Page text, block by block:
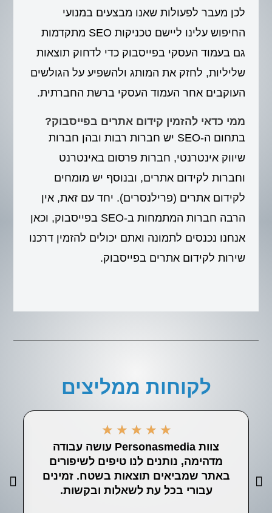
לכן מעבר לפעולות שאנו מבצעים במנועי
החיפוש עלינו ליישם טכניקות SEO מתקדמות
גם בעמוד העסקי בפייסבוק כדי לדחוק תוצאות
שליליות, לחזק את המותג ולהשפיע על הגולשים
העוקבים אחר העמוד העסקי ברשת החברתית.
ממי כדאי להזמין קידום אתרים בפייסבוק?
בתחום ה-SEO יש חברות רבות ובהן חברות
שיווק אינטרנטי, חברות פרסום באינטרנט
וחברות לקידום אתרים, ובנוסף יש מומחים
לקידום אתרים (פרילנסרים). יחד עם זאת, אין
הרבה חברות המתמחות ב-SEO בפייסבוק, וכאן
אנחנו נכנסים לתמונה ואתם יכולים להזמין דרכנו
שירות לקידום אתרים בפייסבוק.
לקוחות ממליצים
★
★
★
★
★
צוות Personasmedia עושה עבודה
מדהימה, נותנים לנו טיפים לשיפורים
באתר שמביאים תוצאות בשטח. זמינים
עבורי בכל עת לשאלות ובקשות.